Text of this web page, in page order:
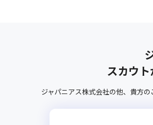
スカウ
ジャパニアス株式会社の他、 貴方の